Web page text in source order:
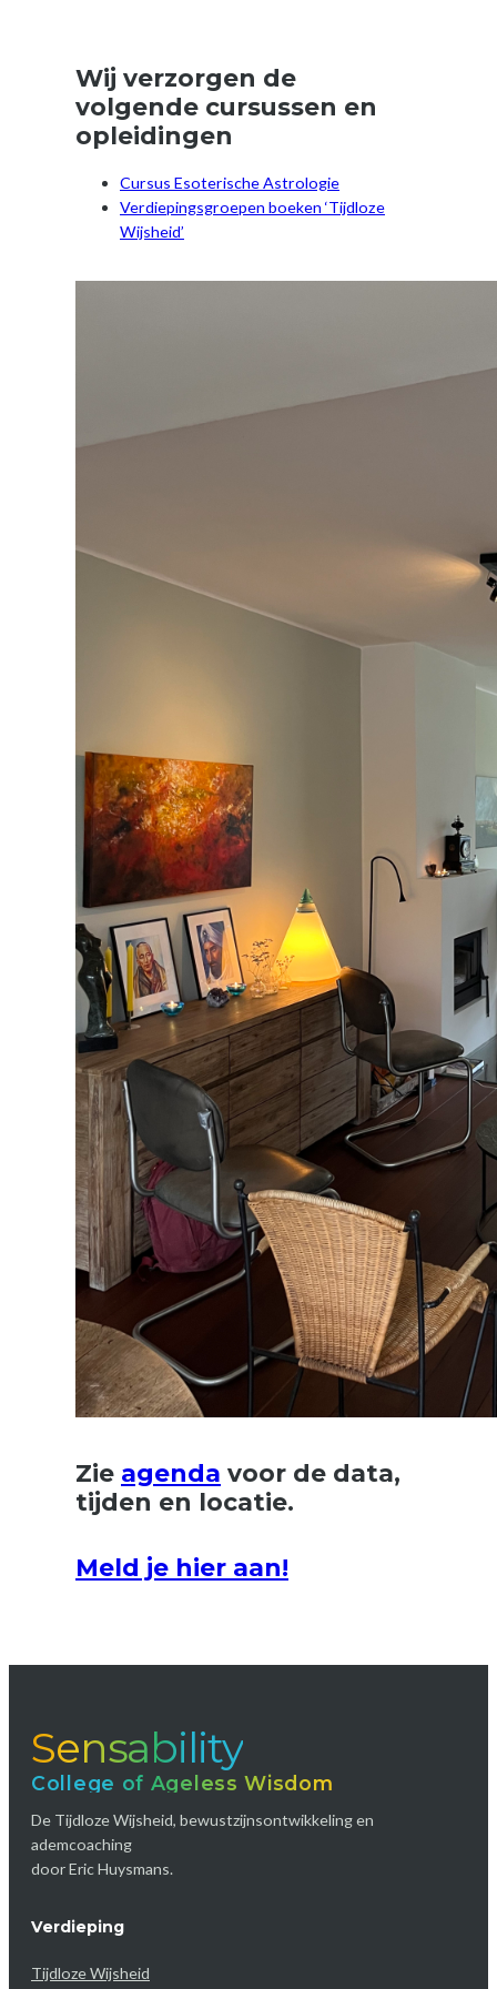
Wij verzorgen de
volgende cursussen en
opleidingen
Cursus Esoterische Astrologie
Verdiepingsgroepen boeken ‘Tijdloze
Wijsheid’
Zie agenda voor de data,
tijden en locatie.
Meld je hier aan!
Sensability
College of Ageless Wisdom
De Tijdloze Wijsheid, bewustzijnsontwikkeling en
ademcoaching
door Eric Huysmans.
Verdieping
Tijdloze Wijsheid